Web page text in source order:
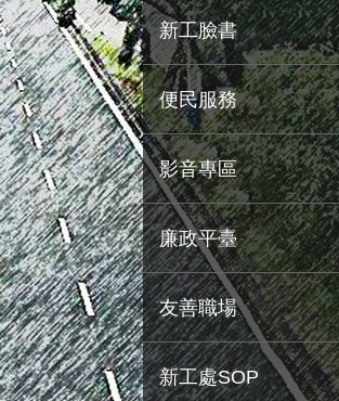
新工臉書
便民服務
影音專區
廉政平臺
友善職場
新工處SOP